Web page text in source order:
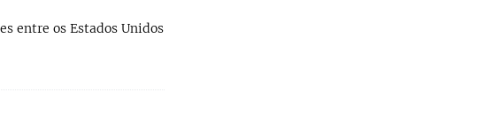
entre os Estados Unidos